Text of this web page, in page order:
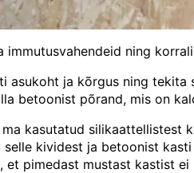
immutusvahendeid ning
asukoht ja kõrgus ning
betoonist põrand, mis on
kasutatud
selle kividest ja betoonist
et pimedast mustast kastist